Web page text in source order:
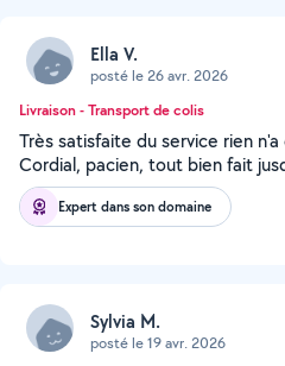
Ella V.
posté le 26 avr. 2026
Livraison - Transport de colis
Très satisfaite du service rien
Cordial, pacien, tout bien fait
Expert dans son domaine
Sylvia M.
posté le 19 avr. 2026